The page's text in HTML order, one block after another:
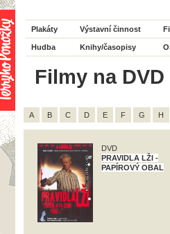
Plakáty Výstavní činnost
Hudba Knihy/časopisy
Filmy na
A B C D E F G H
DVD
PRAVIDLA LŽI -
PAPÍROVÝ OBAL